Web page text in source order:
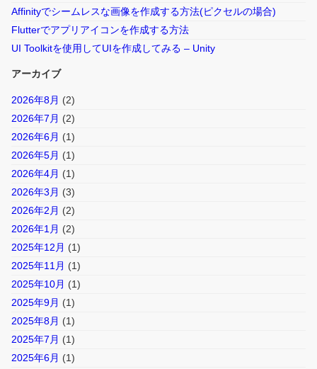
Affinityでシームレスな画像を作成する方法(ピクセルの場合)
Flutterでアプリアイコンを作成する方法
UI Toolkitを使用してUIを作成してみる – Unity
アーカイブ
2026年8月 (2)
2026年7月 (2)
2026年6月 (1)
2026年5月 (1)
2026年4月 (1)
2026年3月 (3)
2026年2月 (2)
2026年1月 (2)
2025年12月 (1)
2025年11月 (1)
2025年10月 (1)
2025年9月 (1)
2025年8月 (1)
2025年7月 (1)
2025年6月 (1)